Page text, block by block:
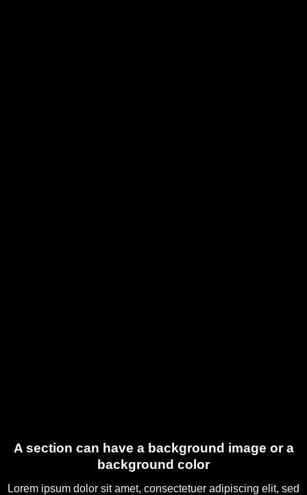
A section can have a background image or a
background color
Lorem ipsum dolor sit amet, consectetuer adipiscing elit, sed